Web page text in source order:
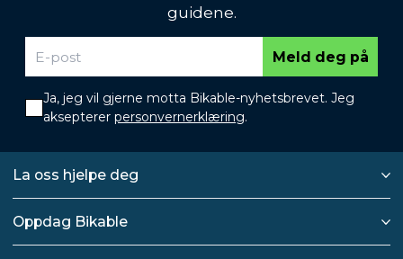
guidene.
Meld deg på
Ja, jeg vil gjerne motta Bikable-nyhetsbrevet. Jeg
aksepterer personvernerklæring.
La oss hjelpe deg
Oppdag Bikable